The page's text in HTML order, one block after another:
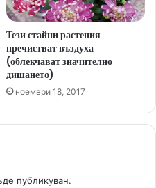
Тези стайни растения
пречистват въздуха
(облекчават значително
дишането)
ноември 18, 2017
публикуван.